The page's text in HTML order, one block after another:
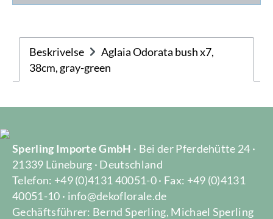
Beskrivelse
Aglaia Odorata bush x7,
38cm, gray-green
Sperling Importe GmbH · Bei der Pferdehütte 24 ·
21339 Lüneburg · Deutschland
Telefon: +49 (0)4131 40051-0 · Fax: +49 (0)4131
40051-10 · info@dekoflorale.de
Gechäftsführer: Bernd Sperling, Michael Sperling